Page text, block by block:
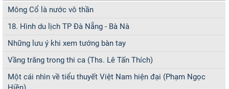
Mông Cổ là nước vô thần
18. Hình du lịch TP Đà Nẵng - Bà Nà
Những lưu ý khi xem tướng bàn tay
Vầng trăng trong thi ca (Ths. Lê Tấn Thích)
Một cái nhìn về tiểu thuyết Việt Nam hiện đại (Phạm Ngọc